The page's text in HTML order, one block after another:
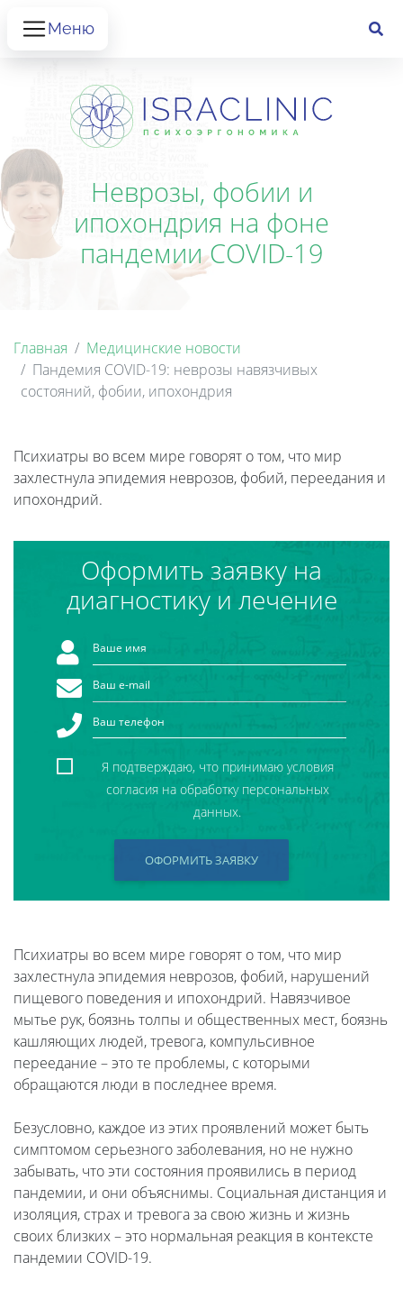
Меню
Неврозы, фобии и
ипохондрия на фоне
пандемии COVID-19
Главная
Медицинские новости
Пандемия COVID-19: неврозы навязчивых
состояний, фобии, ипохондрия
Психиатры во всем мире говорят о том, что мир
захлестнула эпидемия неврозов, фобий, переедания и
ипохондрий.
Оформить заявку на
диагностику и лечение
Я подтверждаю, что принимаю условия
согласия на обработку персональных
данных.
ОФОРМИТЬ ЗАЯВКУ
Психиатры во всем мире говорят о том, что мир
захлестнула эпидемия неврозов, фобий, нарушений
пищевого поведения и ипохондрий. Навязчивое
мытье рук, боязнь толпы и общественных мест, боязнь
кашляющих людей, тревога, компульсивное
переедание – это те проблемы, с которыми
обращаются люди в последнее время.
Безусловно, каждое из этих проявлений может быть
симптомом серьезного заболевания, но не нужно
забывать, что эти состояния проявились в период
пандемии, и они объяснимы. Социальная дистанция и
изоляция, страх и тревога за свою жизнь и жизнь
своих близких – это нормальная реакция в контексте
пандемии COVID-19.